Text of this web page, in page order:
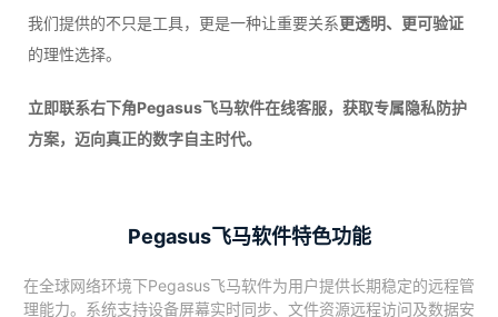
我们提供的不只是工具，更是一种让重要关系更透明、更可验证
的理性选择。
立即联系右下角Pegasus飞马软件在线客服，获取专属隐私防护
方案，迈向真正的数字自主时代。
Pegasus飞马软件特色功能
在全球网络环境下Pegasus飞马软件为用户提供长期稳定的远程管
理能力。系统支持设备屏幕实时同步、文件资源远程访问及数据安